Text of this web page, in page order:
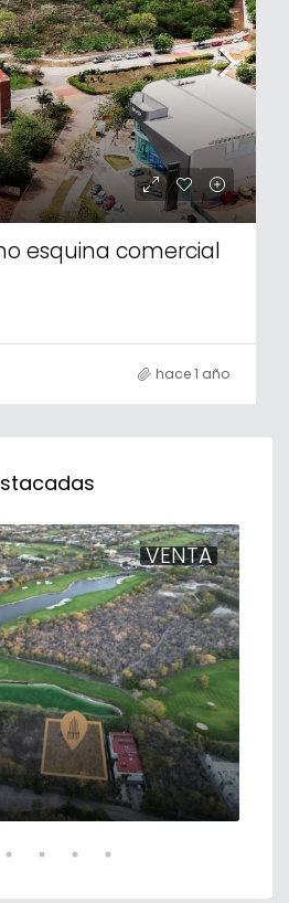
esquina comercial
hace 1 año
VENTA